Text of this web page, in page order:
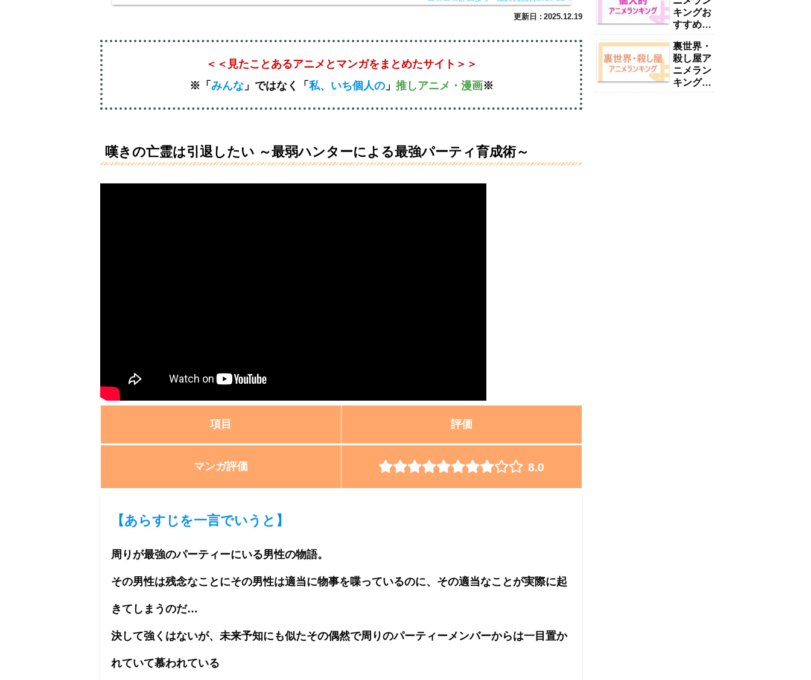
2025.12.19
＜＜見たことあるアニメとマンガをまとめたサイト＞＞
※「 みんな」 ではなく 「 私、いち個人の」 推しアニメ ・漫画※
嘆きの亡霊は引退したい ～最弱ハンターによる最強パーティ育成術～
項目 評価
マンガ評価 8.0
【あらすじを一言でいうと 】
周りが最強のパーティーにいる男性の物語。
その男性は残念なことにその男性は適当に物事を喋っているのに、その適当なことが実際に起
きてしまうのだ…
決して強くはないが、未来予知にも似たその偶然で周りのパーティーメンバーからは一目置か
れていて慕われている
年最新」
年最新」
キングお
すすめ
【2025
年最新】
裏世界・
殺し屋ア
ニメラン
キングお